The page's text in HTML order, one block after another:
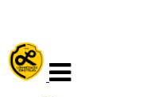
navigasjon